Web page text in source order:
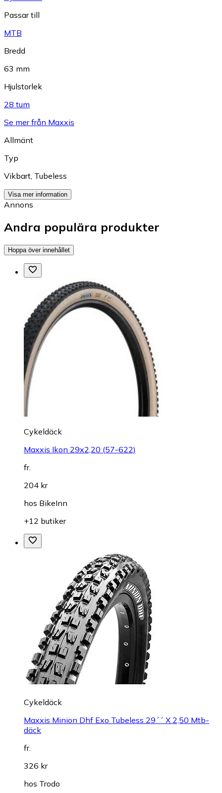
Passar till
MTB
Bredd
63 mm
Hjulstorlek
28 tum
Se mer från Maxxis
Allmänt
Typ
Vikbart, Tubeless
Visa mer information
Annons
Andra populära produkter
Hoppa över innehållet
Cykeldäck
Maxxis Ikon 29x2,20 (57-622)
fr.
204 kr
hos BikeInn
+12 butiker
Cykeldäck
Maxxis Minion Dhf Exo Tubeless 29´´ X 2,50 Mtb-
däck
fr.
326 kr
hos Trodo